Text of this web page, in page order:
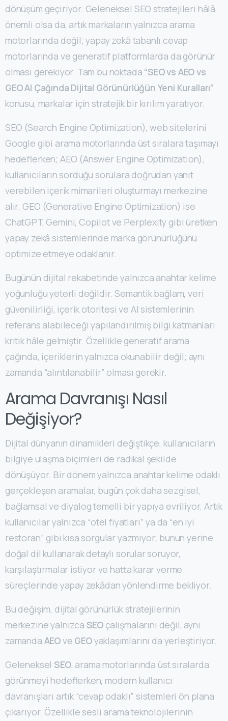
dönüşüm geçiriyor. Geleneksel SEO stratejileri hâlâ
önemli olsa da, artık markaların yalnızca arama
motorlarında değil; yapay zekâ tabanlı cevap
motorlarında ve generatif platformlarda da görünür
olması gerekiyor. Tam bu noktada “SEO vs AEO vs
GEO AI Çağında Dijital Görünürlüğün Yeni Kuralları”
konusu, markalar için stratejik bir kırılım yaratıyor.
SEO (Search Engine Optimization), web sitelerini
Google gibi arama motorlarında üst sıralara taşımayı
hedeflerken; AEO (Answer Engine Optimization),
kullanıcıların sorduğu sorulara doğrudan yanıt
verebilen içerik mimarileri oluşturmayı merkezine
alır. GEO (Generative Engine Optimization) ise
ChatGPT, Gemini, Copilot ve Perplexity gibi üretken
yapay zekâ sistemlerinde marka görünürlüğünü
optimize etmeye odaklanır.
Bugünün dijital rekabetinde yalnızca anahtar kelime
yoğunluğu yeterli değildir. Semantik bağlam, veri
güvenilirliği, içerik otoritesi ve AI sistemlerinin
referans alabileceği yapılandırılmış bilgi katmanları
kritik hâle gelmiştir. Özellikle generatif arama
çağında, içeriklerin yalnızca okunabilir değil; aynı
zamanda “alıntılanabilir” olması gerekir.
Arama Davranışı Nasıl
Değişiyor?
Dijital dünyanın dinamikleri değiştikçe, kullanıcıların
bilgiye ulaşma biçimleri de radikal şekilde
dönüşüyor. Bir dönem yalnızca anahtar kelime odaklı
gerçekleşen aramalar, bugün çok daha sezgisel,
bağlamsal ve diyalog temelli bir yapıya evriliyor. Artık
kullanıcılar yalnızca “otel fiyatları” ya da “en iyi
restoran” gibi kısa sorgular yazmıyor; bunun yerine
doğal dil kullanarak detaylı sorular soruyor,
karşılaştırmalar istiyor ve hatta karar verme
süreçlerinde yapay zekâdan yönlendirme bekliyor.
Bu değişim, dijital görünürlük stratejilerinin
merkezine yalnızca SEO çalışmalarını değil, aynı
zamanda AEOve GEOyaklaşımlarını da yerleştiriyor.
GelenekselSEO, arama motorlarında üst sıralarda
görünmeyi hedeflerken, modern kullanıcı
davranışları artık “cevap odaklı” sistemleri ön plana
çıkarıyor. Özellikle sesli arama teknolojilerinin